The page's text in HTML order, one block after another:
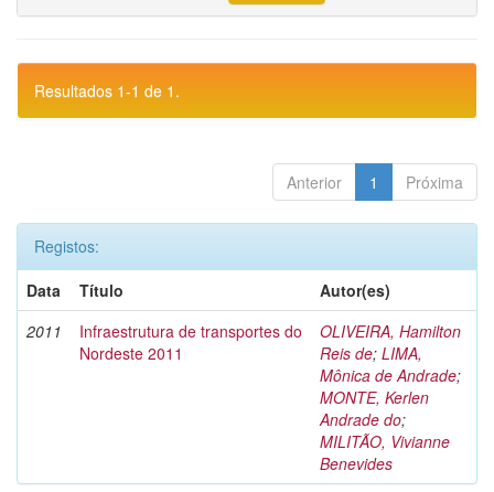
Resultados 1-1 de 1.
Anterior 1 Próxima
Registos:
Data
Título
Autor(es)
2011
Infraestrutura de transportes do
Nordeste 2011
OLIVEIRA, Hamilton
Reis de; LIMA,
Mônica de Andrade;
MONTE, Kerlen
Andrade do;
MILITÃO, Vivianne
Benevides